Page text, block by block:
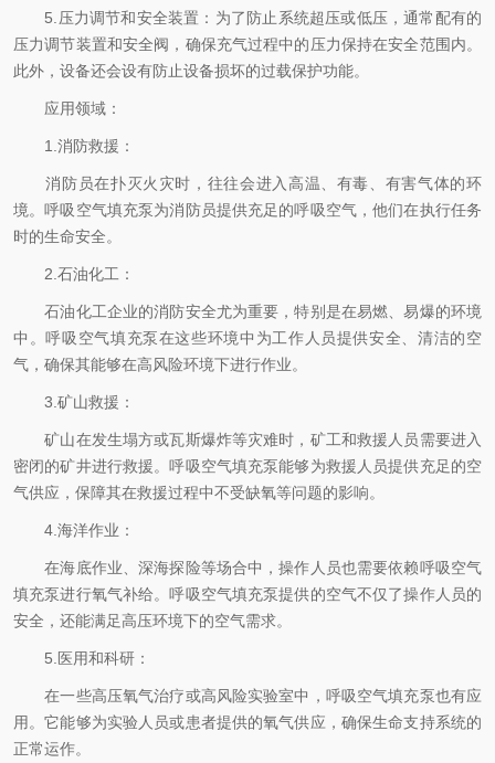
5.压力调节和安全装置：为了防止系统超压或低压，通常配有的
压力调节装置和安全阀，确保充气过程中的压力保持在安全范围内。
此外，设备还会设有防止设备损坏的过载保护功能。
应用领域：
1.消防救援：
消防员在扑灭火灾时，往往会进入高温、有毒、有害气体的环
境。呼吸空气填充泵为消防员提供充足的呼吸空气，他们在执行任务
时的生命安全。
2.石油化工：
石油化工企业的消防安全尤为重要，特别是在易燃、易爆的环境
中。呼吸空气填充泵在这些环境中为工作人员提供安全、清洁的空
气，确保其能够在高风险环境下进行作业。
3.矿山救援：
矿山在发生塌方或瓦斯爆炸等灾难时，矿工和救援人员需要进入
密闭的矿井进行救援。呼吸空气填充泵能够为救援人员提供充足的空
气供应，保障其在救援过程中不受缺氧等问题的影响。
4.海洋作业：
在海底作业、深海探险等场合中，操作人员也需要依赖呼吸空气
填充泵进行氧气补给。呼吸空气填充泵提供的空气不仅了操作人员的
安全，还能满足高压环境下的空气需求。
5.医用和科研：
在一些高压氧气治疗或高风险实验室中，呼吸空气填充泵也有应
用。它能够为实验人员或患者提供的氧气供应，确保生命支持系统的
正常运作。